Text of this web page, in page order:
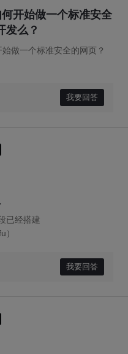
何开始做一个标准安全
发么？
做一个标准安全的网页？
我要回答
已经搭建
）
我要回答